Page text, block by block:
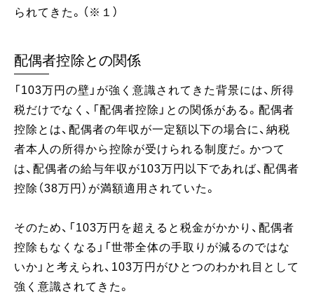
られてきた。（※１）
配偶者控除との関係
「103万円の壁」が強く意識されてきた背景には、所得
税だけでなく、「配偶者控除」との関係がある。配偶者
控除とは、配偶者の年収が一定額以下の場合に、納税
者本人の所得から控除が受けられる制度だ。かつて
は、配偶者の給与年収が103万円以下であれば、配偶者
控除（38万円）が満額適用されていた。
そのため、「103万円を超えると税金がかかり、配偶者
控除もなくなる」「世帯全体の手取りが減るのではな
いか」と考えられ、103万円がひとつのわかれ目として
強く意識されてきた。